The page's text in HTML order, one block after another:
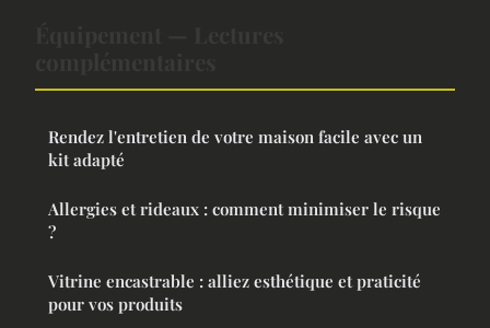
Rendez l'entretien de votre maison facile avec un
kit adapté
Allergies et rideaux : comment minimiser le risque
?
Vitrine encastrable : alliez esthétique et praticité
pour vos produits